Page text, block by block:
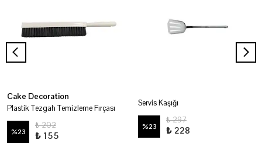
Cake Decoration
Plastik Tezgah Temizleme Fırçası
%23
₺ 202
₺ 155
Servis Kaşığı
%23
₺ 297
₺ 228